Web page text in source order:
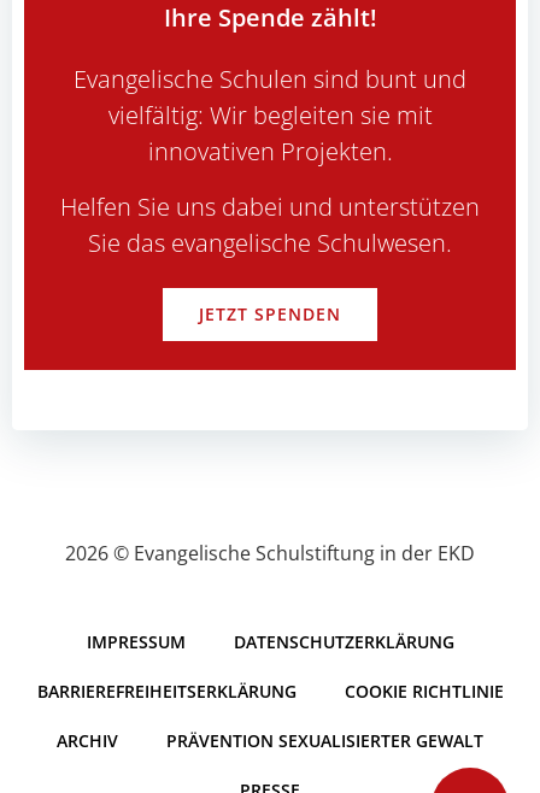
Ihre Spende zählt!
Evangelische Schulen sind bunt und
vielfältig: Wir begleiten sie mit
innovativen Projekten.
Helfen Sie uns dabei und unterstützen
Sie das evangelische Schulwesen.
JETZT SPENDEN
2026 © Evangelische Schulstiftung in der EKD
IMPRESSUM DATENSCHUTZERKLÄRUNG
BARRIEREFREIHEITSERKLÄRUNG COOKIE RICHTLINIE
ARCHIV PRÄVENTION SEXUALISIERTER GEWALT